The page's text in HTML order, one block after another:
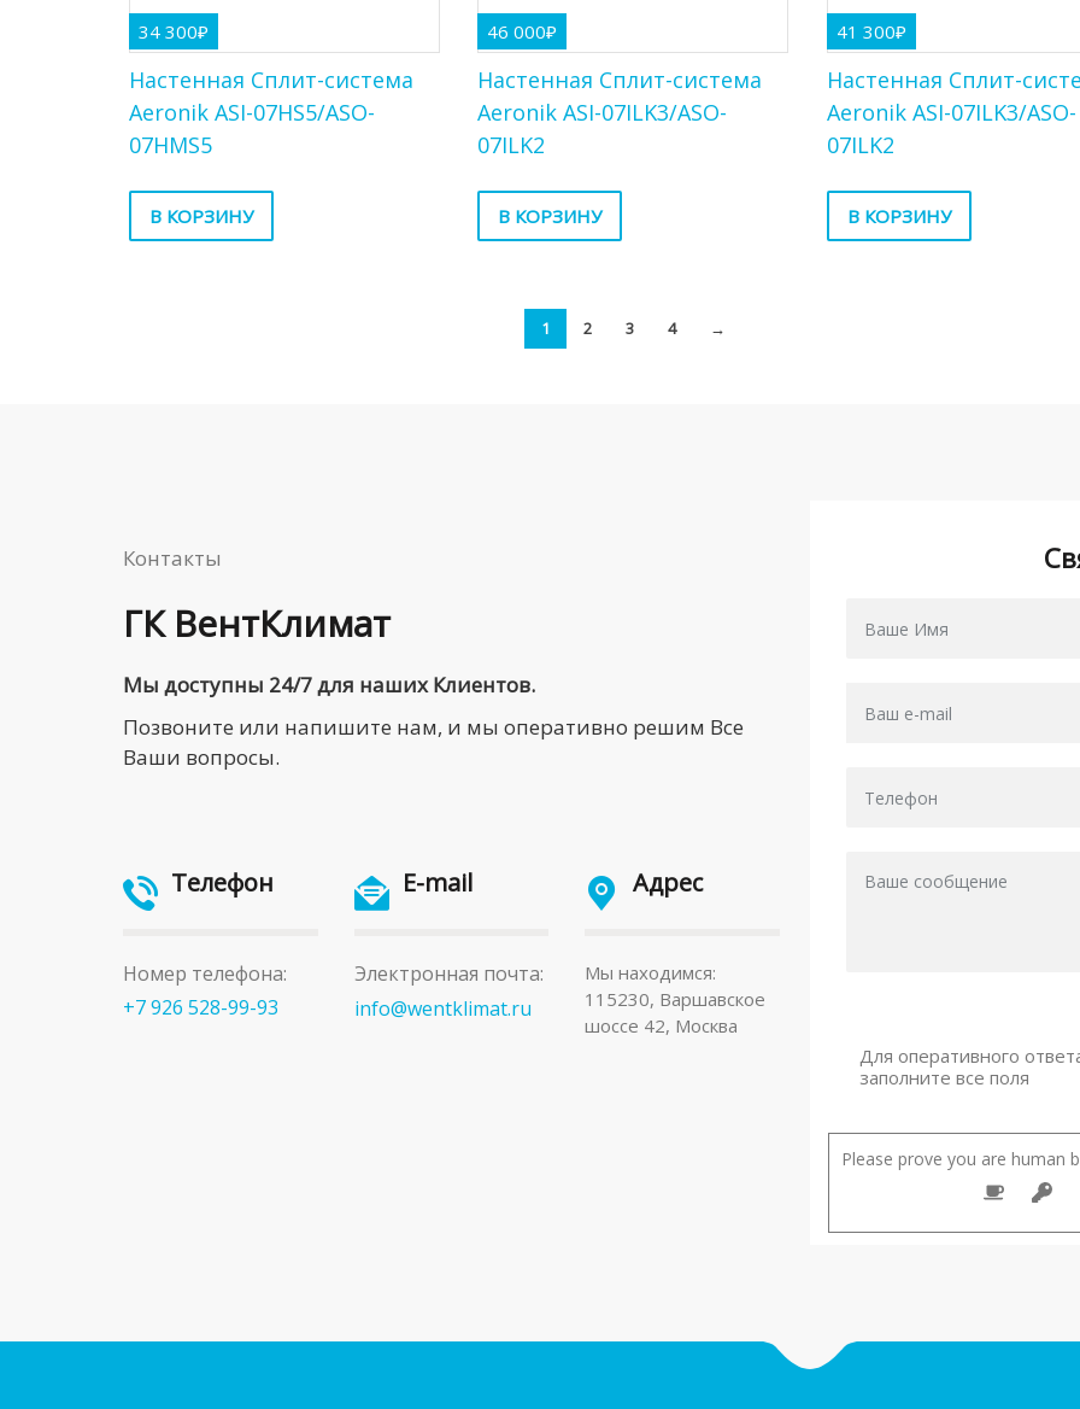
34 300₽
Настенная Сплит-система
Aeronik ASI-07HS5/ASO-
07HMS5
В КОРЗИНУ
46 000₽
Настенная Сплит-система
Aeronik ASI-07ILK3/ASO-
07ILK2
В КОРЗИНУ
41 300₽
Настенная Сплит-
Aeronik ASI-07ILK3/ASO-
07ILK2
В КОРЗИНУ
1 2 3 4 →
Контакты
ГК ВентКлимат
Мы доступны 24/7 для наших Клиентов.
Позвоните или напишите нам, и мы оперативно решим Все
Ваши вопросы.
Телефон
Номер телефона:
+7 926 528-99-93
E-mail
Электронная почта:
info@wentklimat.ru
Адрес
Мы находимся:
115230, Варшавское
шоссе 42, Москва
Для оперативного
заполните все поля
Please prove you are human